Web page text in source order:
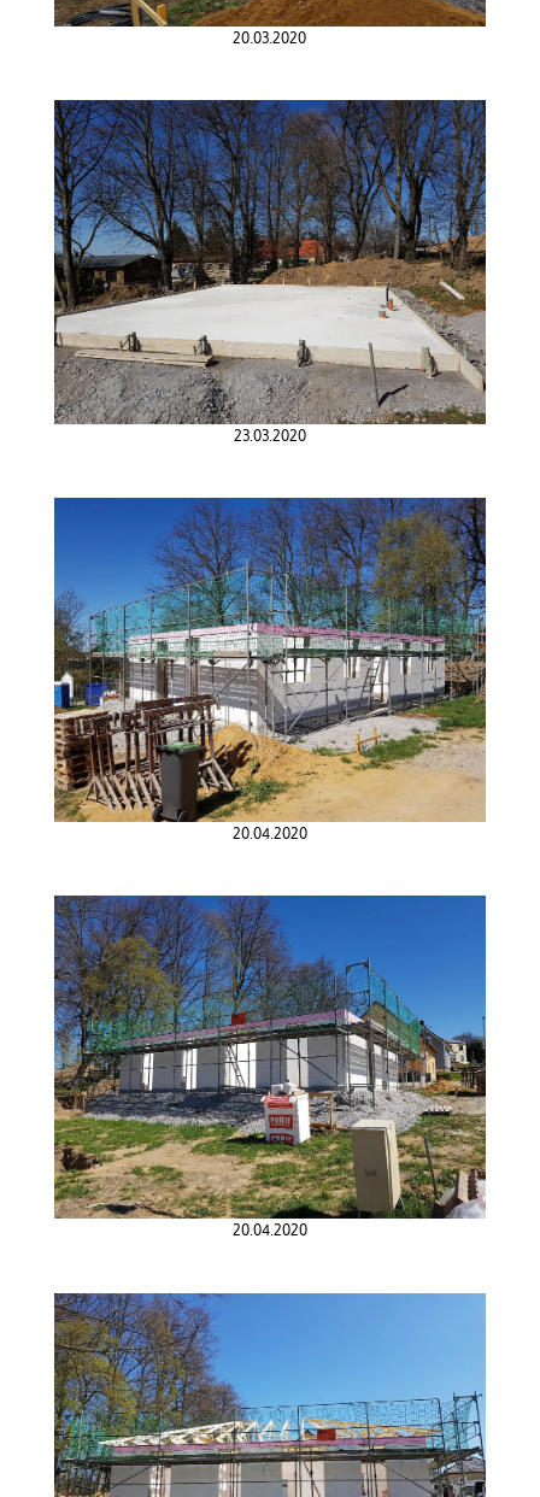
20.03.2020
23.03.2020
20.04.2020
20.04.2020